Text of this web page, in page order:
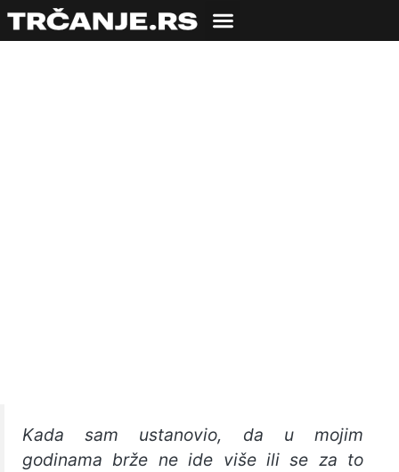
Kada sam ustanovio, da u mojim
godinama brže ne ide više ili se za to